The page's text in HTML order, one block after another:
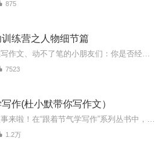
875
练营之人物细节篇
7523
作(杜小默带你写作文）
1.2万